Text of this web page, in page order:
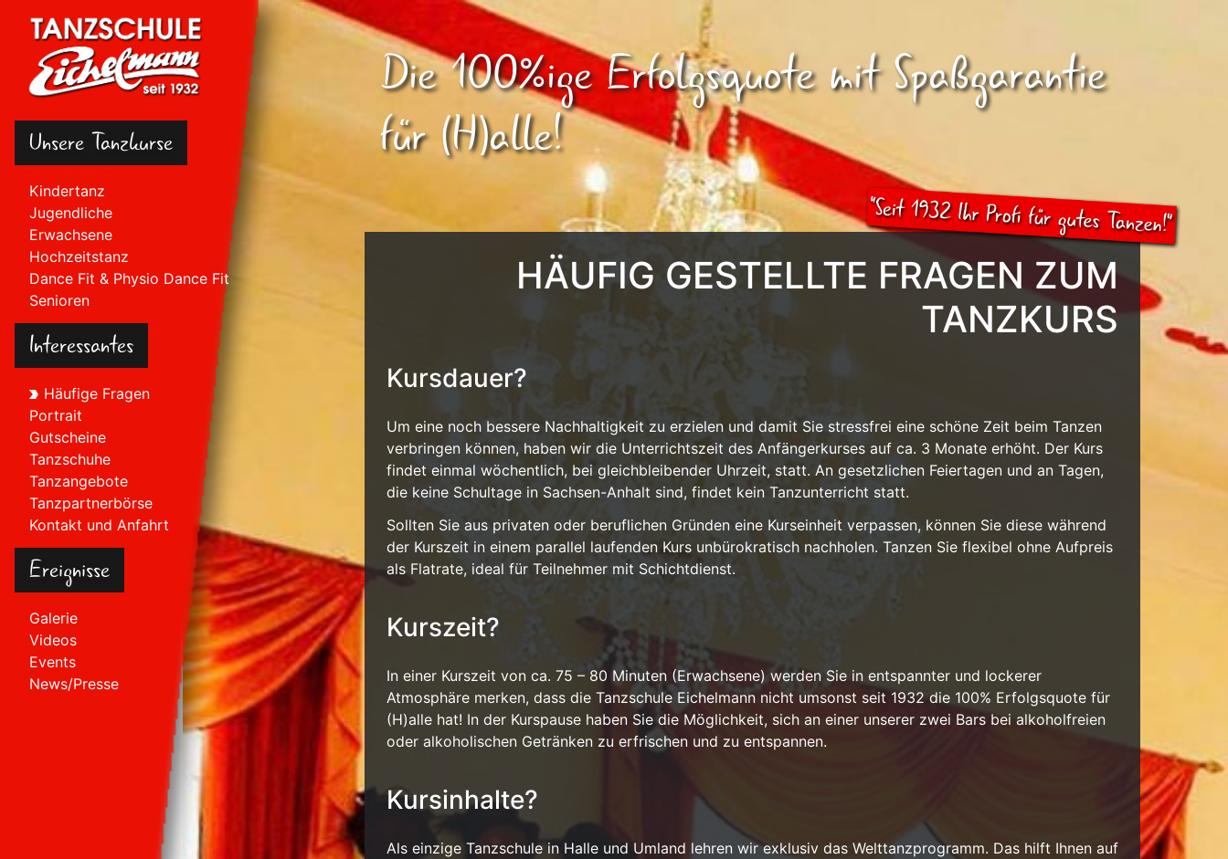
Unsere Tanzkurse
Kindertanz
Jugendliche
Erwachsene
Hochzeitstanz
Dance Fit & Physio Dance Fit
Senioren
Interessantes
Häufige Fragen
Portrait
Gutscheine
Tanzschuhe
Tanzangebote
Tanzpartnerbörse
Kontakt und Anfahrt
Ereignisse
Galerie
Videos
Events
News/Presse
Die 100%ige Erfolgsquote mit Spaßgarantie
für (H)alle!
HÄUFIG GESTELLTE FRAGEN ZUM
TANZKURS
Kursdauer?
Um eine noch bessere Nachhaltigkeit zu erzielen und damit Sie stressfrei eine schöne Zeit beim Tanzen
verbringen können, haben wir die Unterrichtszeit des Anfängerkurses auf ca. 3 Monate erhöht. Der Kurs
findet einmal wöchentlich, bei gleichbleibender Uhrzeit, statt. An gesetzlichen Feiertagen und an Tagen,
die keine Schultage in Sachsen-Anhalt sind, findet kein Tanzunterricht statt.
Sollten Sie aus privaten oder beruflichen Gründen eine Kurseinheit verpassen, können Sie diese während
der Kurszeit in einem parallel laufenden Kurs unbürokratisch nachholen. Tanzen Sie flexibel ohne Aufpreis
als Flatrate, ideal für Teilnehmer mit Schichtdienst.
Kurszeit?
In einer Kurszeit von ca. 75 – 80 Minuten (Erwachsene) werden Sie in entspannter und lockerer
Atmosphäre merken, dass die Tanzschule Eichelmann nicht umsonst seit 1932 die 100% Erfolgsquote für
(H)alle hat! In der Kurspause haben Sie die Möglichkeit, sich an einer unserer zwei Bars bei alkoholfreien
oder alkoholischen Getränken zu erfrischen und zu entspannen.
Kursinhalte?
Als einzige Tanzschule in Halle und Umland lehren wir exklusiv das Welttanzprogramm. Das hilft Ihnen auf